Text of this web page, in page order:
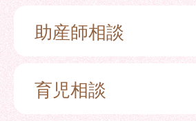
助産師相談
育児相談